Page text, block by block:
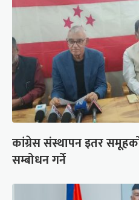
कांग्रेस संस्थापन इतर
सम्बोधन गर्ने